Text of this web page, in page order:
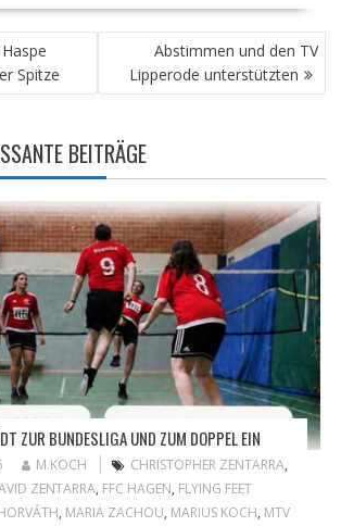
Spitze
Abstimmen und den TV
Lipperode unterstützten
BEITRÄGE
ZUR BUNDESLIGA UND ZUM DOPPEL EIN
M.KOCH CHRISTOPHER ZENTARRA,
ZENTARRA, FFC HAGEN, FLYING FEET
, MARIA ZACHOU, MARIUS KOCH, MTV